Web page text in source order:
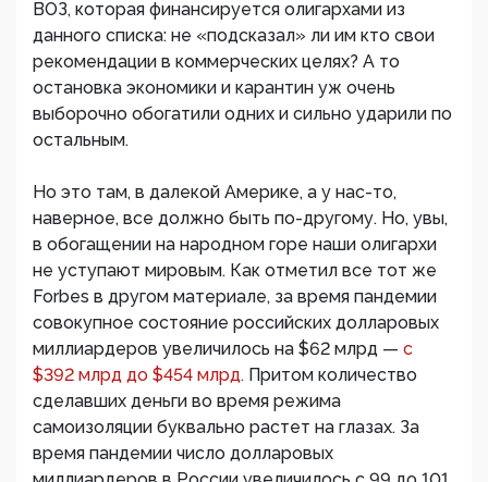
ВОЗ, которая финансируется олигархами из
данного списка: не «подсказал» ли им кто свои
рекомендации в коммерческих целях? А то
остановка экономики и карантин уж очень
выборочно обогатили одних и сильно ударили по
остальным.
Но это там, в далекой Америке, а у нас-то,
наверное, все должно быть по-другому. Но, увы,
в обогащении на народном горе наши олигархи
не уступают мировым. Как отметил все тот же
Forbes в другом материале, за время пандемии
совокупное состояние российских долларовых
миллиардеров увеличилось на $62 млрд — с
$392 млрд до $454 млрд. Притом количество
сделавших деньги во время режима
самоизоляции буквально растет на глазах. За
время пандемии число долларовых